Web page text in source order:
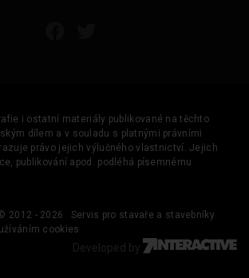
i ostatní materiály publikované na těchto
dílem a v souladu s platnými právními
právo jejich výlučného vlastnictví. Jejich
publikování apod. podléhá písemnému
2012 - 2026
Servis pro stavaře a stavebníky
cookies
Developed by